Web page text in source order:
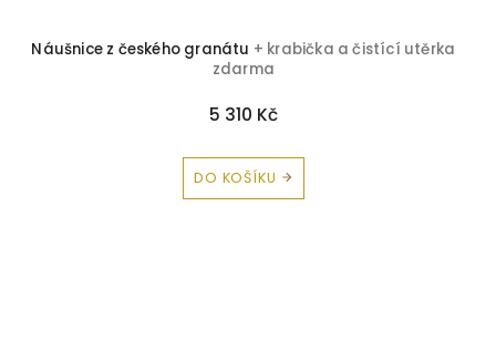
Náušnice z českého granátu + krabička a čistící utěrka
zdarma
5 310 Kč
DO KOŠÍKU